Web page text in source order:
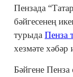
Пензада
бәйгесенең
турыда Пенза
хезмәте хәбәр
Бәйгене Пенза